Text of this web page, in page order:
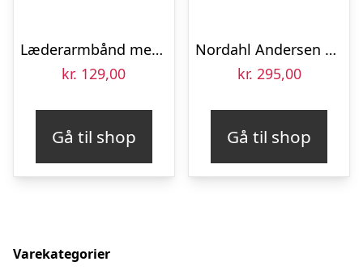
Læderarmbånd med navn kvinder – Sort
kr. 129,00
Gå til shop
Nordahl Andersen Hjerte sølv børnearmbånd
kr. 295,00
Gå til shop
Varekategorier